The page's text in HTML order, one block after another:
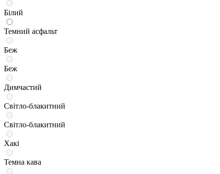
Білий
Темний асфальт
Беж
Беж
Димчастий
Світло-блакитний
Світло-блакитний
Хакі
Темна кава